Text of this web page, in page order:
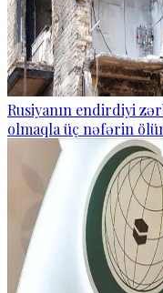
Rusiyanın endirdiyi
olmaqla üç nəfərin